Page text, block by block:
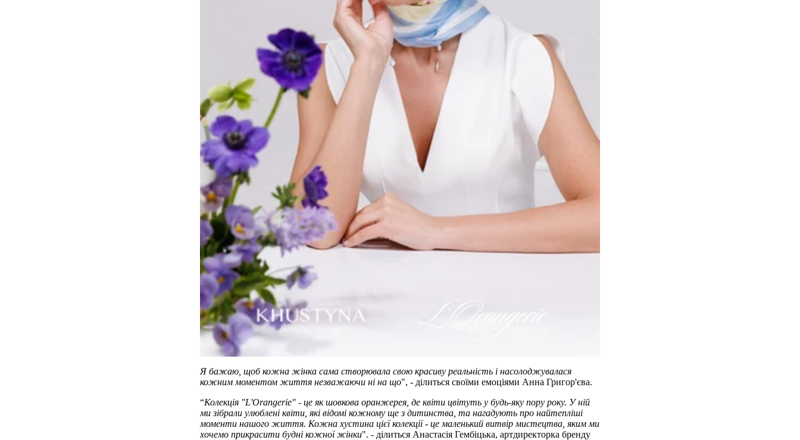
Я бажаю, щоб кожна жінка сама створювала свою красиву реальність і насолоджувалася
кожним моментом життя незважаючи ні на що", - ділиться своїми емоціями Анна Григор'єва.
“Колекція "L'Orangerie" - це як шовкова оранжерея, де квіти цвітуть у будь-яку пору року. У ній
ми зібрали улюблені квіти, які відомі кожному ще з дитинства, та нагадують про найтепліші
моменти нашого життя. Кожна хустина цієї колекції - це маленький витвір мистецтва, яким ми
хочемо прикрасити будні кожної жінки". - ділиться Анастасія Гембіцька, артдиректорка бренду